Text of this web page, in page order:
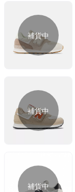
補貨中
補貨中
補貨中